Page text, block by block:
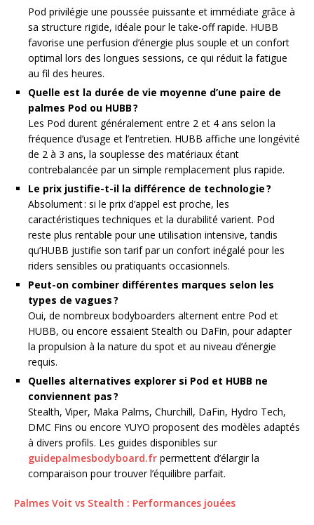
Pod privilégie une poussée puissante et immédiate grâce à
sa structure rigide, idéale pour le take-off rapide. HUBB
favorise une perfusion d’énergie plus souple et un confort
optimal lors des longues sessions, ce qui réduit la fatigue
au fil des heures.
Quelle est la durée de vie moyenne d’une paire de
palmes Pod ou HUBB ?
Les Pod durent généralement entre 2 et 4 ans selon la
fréquence d’usage et l’entretien. HUBB affiche une longévité
de 2 à 3 ans, la souplesse des matériaux étant
contrebalancée par un simple remplacement plus rapide.
Le prix justifie-t-il la différence de technologie ?
Absolument : si le prix d’appel est proche, les
caractéristiques techniques et la durabilité varient. Pod
reste plus rentable pour une utilisation intensive, tandis
qu’HUBB justifie son tarif par un confort inégalé pour les
riders sensibles ou pratiquants occasionnels.
Peut-on combiner différentes marques selon les
types de vagues ?
Oui, de nombreux bodyboarders alternent entre Pod et
HUBB, ou encore essaient Stealth ou DaFin, pour adapter
la propulsion à la nature du spot et au niveau d’énergie
requis.
Quelles alternatives explorer si Pod et HUBB ne
conviennent pas ?
Stealth, Viper, Maka Palms, Churchill, DaFin, Hydro Tech,
DMC Fins ou encore YUYO proposent des modèles adaptés
à divers profils. Les guides disponibles sur
guidepalmesbodyboard.fr permettent d’élargir la
comparaison pour trouver l’équilibre parfait.
Palmes Voit vs Stealth : Performances jouées